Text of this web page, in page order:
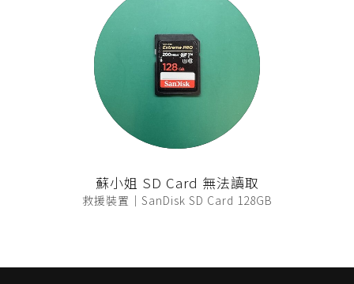
蘇小姐 SD Card 無法讀取
救援裝置｜SanDisk SD Card 128GB